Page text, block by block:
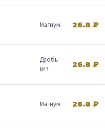
Магнум 26.8 ₽
Дробь
№7
26.8 ₽
Магнум 26.8 ₽